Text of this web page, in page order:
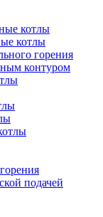
котлы
котлы
горения
контуром
подачей